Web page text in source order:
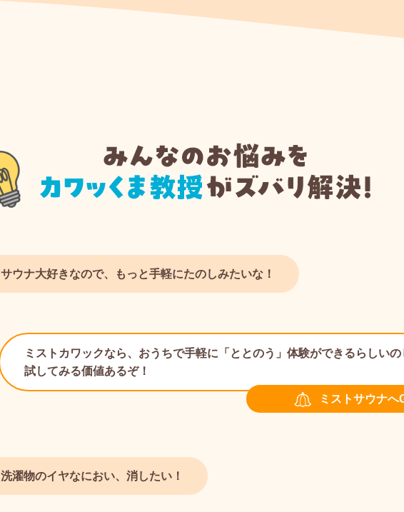
サウナ大好きなので、もっと手軽にたのしみたいな！
ミストカワックなら、おうちで手軽に「ととのう」体験ができるらしいの
試してみる価値あるぞ！
ミストサウナへ
洗濯物のイヤなにおい、消したい！